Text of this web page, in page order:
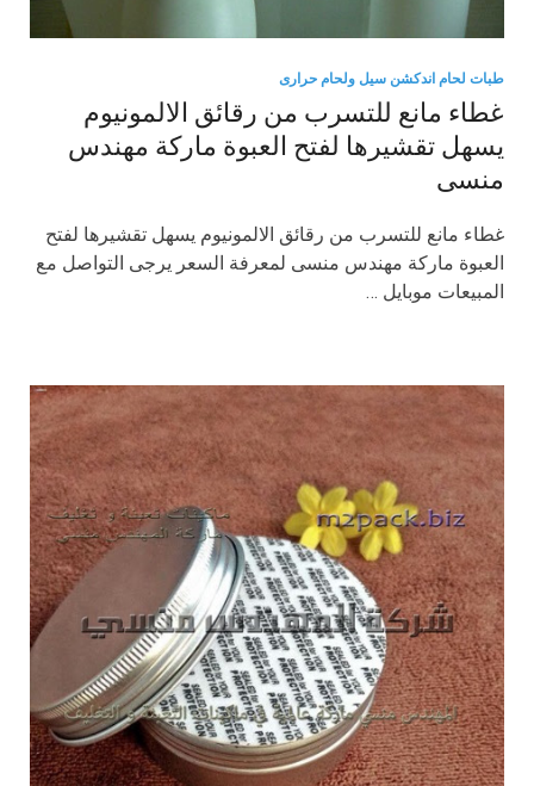
طبات لحام اندكشن سيل ولحام حرارى
غطاء مانع للتسرب من رقائق الالمونيوم
يسهل تقشيرها لفتح العبوة ماركة مهندس
منسى
غطاء مانع للتسرب من رقائق الالمونيوم يسهل تقشيرها لفتح
العبوة ماركة مهندس منسى لمعرفة السعر يرجى التواصل مع
المبيعات موبايل …